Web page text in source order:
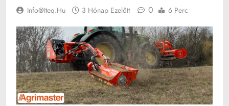
Info@iteq.hu 3 Hónap Ezelőtt 0 6 Perc